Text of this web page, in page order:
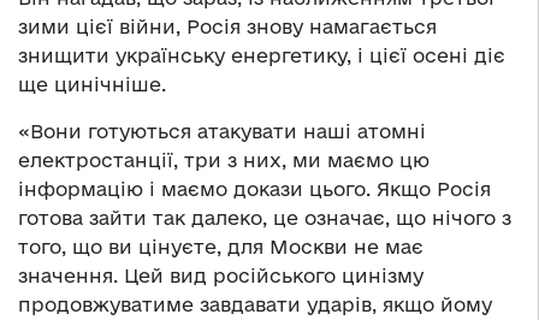
зими цієї війни, Росія знову намагається
знищити українську енергетику, і цієї осені діє
ще цинічніше.
«Вони готуються атакувати наші атомні
електростанції, три з них, ми маємо цю
інформацію і маємо докази цього. Якщо Росія
готова зайти так далеко, це означає, що нічого з
того, що ви цінуєте, для Москви не має
значення. Цей вид російського цинізму
продовжуватиме завдавати ударів, якщо йому